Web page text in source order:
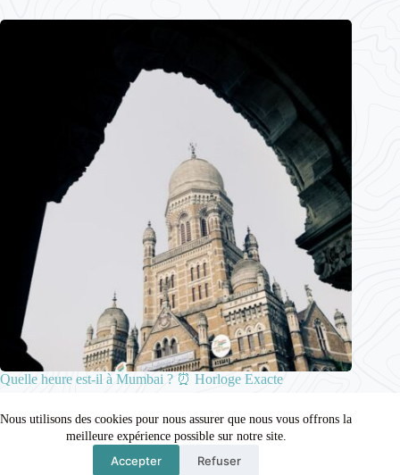
Nous utilisons des cookies pour nous assurer que nous vous offrons la
meilleure expérience possible sur notre site.
Accepter Refuser
Quelle heure est-il à Mumbai ? ⏰ Horloge Exacte
Mentions légales Contact